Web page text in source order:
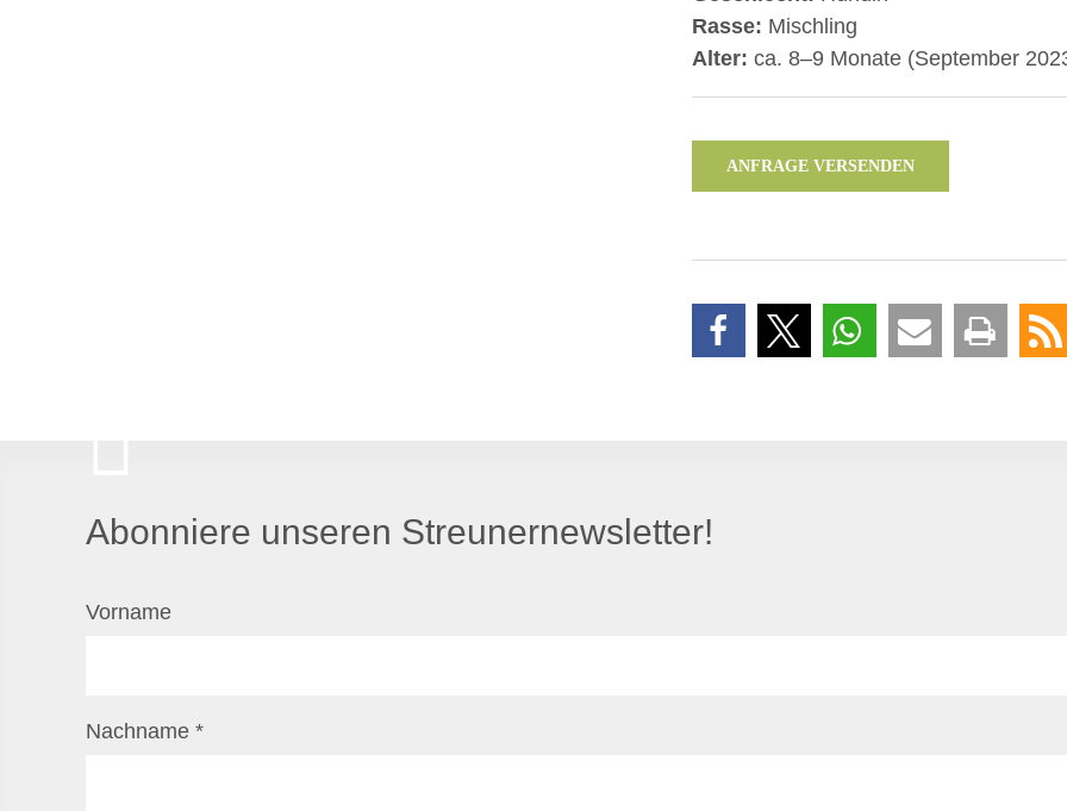
Rasse: Mischling
Alter: ca. 8–9 Monate (September
ANFRAGE VERSENDEN
Abonniere unseren Streunernewsletter!
Vorname
Nachname *